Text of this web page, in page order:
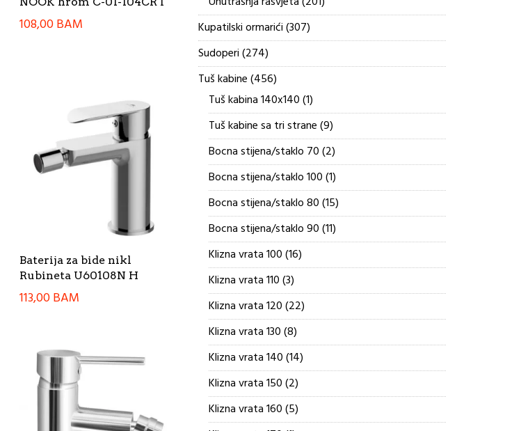
108,00BAM
Baterija za bide nikl
Rubineta U60108N H
113,00BAM
proizvod
Kupatilski ormarići 307307
proizvoda
Sudoperi 274274
proizvoda
Tuš kabine 456456
proizvoda
Tuš kabina 140x140 11
proizvod
Tuš kabine sa tri strane 99
proizvoda
Bocna stijena/staklo 70 22
proizvoda
Bocna stijena/staklo 100 11
proizvod
Bocna stijena/staklo 80 1515
proizvoda
Bocna stijena/staklo 90 1111
proizvoda
Klizna vrata 100 1616
proizvoda
Klizna vrata 110 33
proizvoda
Klizna vrata 120 2222
proizvoda
Klizna vrata 130 88
proizvoda
Klizna vrata 140 1414
proizvoda
Klizna vrata 150 22
proizvoda
Klizna vrata 160 55
proizvoda